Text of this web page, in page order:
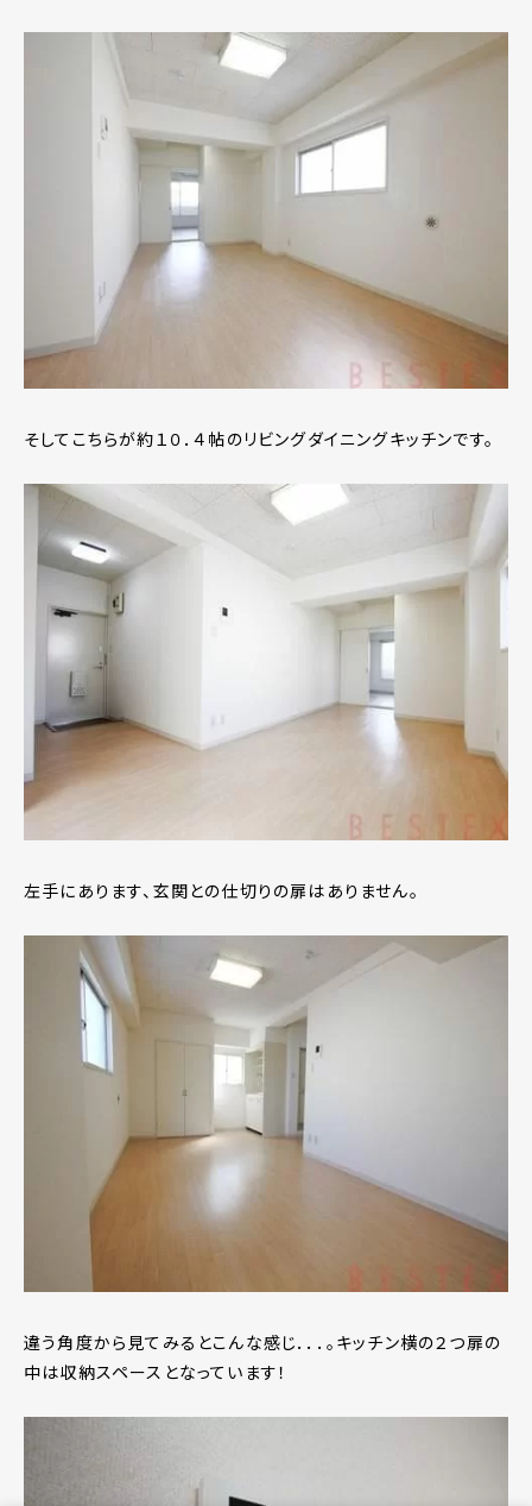
そしてこちらが約１０．４帖のリビングダイニングキッチンです。
左手にあります、玄関との仕切りの扉はありません。
違う角度から見てみるとこんな感じ．．．。キッチン横の２つ扉の
中は収納スペースとなっています！